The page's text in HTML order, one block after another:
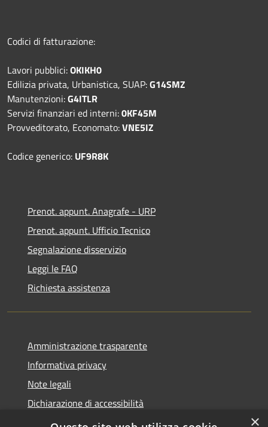
Codici di fatturazione:
Lavori pubblici:OKIKH0
Edilizia privata, Urbanistica, SUAP:G14SMZ
Manutenzioni:G4ITLR
Servizi finanziari ed interni:0KF45M
Provveditorato, Economato:VNE5IZ
Codice generico: UF9R8K
Prenot. appunt. Anagrafe - URP
Prenot. appunt. Ufficio Tecnico
Segnalazione disservizio
Leggi le FAQ
Richiesta assistenza
Amministrazione trasparente
Informativa privacy
Note legali
Dichiarazione di accessibilità
Whistleblowing
×